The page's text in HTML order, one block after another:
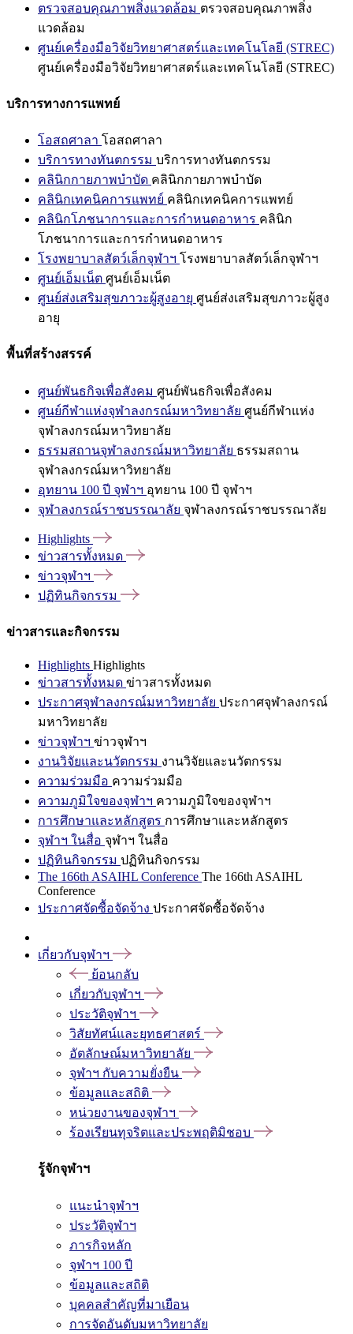
ตรวจสอบคุณภาพสิ่งแวดล้อม ตรวจสอบคุณภาพสิ่ง
แวดล้อม
ศูนย์เครื่องมือวิจัยวิทยาศาสตร์และเทคโนโลยี (STREC)
ศูนย์เครื่องมือวิจัยวิทยาศาสตร์และเทคโนโลยี (STREC)
บริการทางการแพทย์
โอสถศาลา โอสถศาลา
บริการทางทันตกรรม บริการทางทันตกรรม
คลินิกกายภาพบำบัด คลินิกกายภาพบำบัด
คลินิกเทคนิคการแพทย์ คลินิกเทคนิคการแพทย์
คลินิกโภชนาการและการกำหนดอาหาร คลินิก
โภชนาการและการกำหนดอาหาร
โรงพยาบาลสัตว์เล็กจุฬาฯ โรงพยาบาลสัตว์เล็กจุฬาฯ
ศูนย์เอ็มเน็ต ศูนย์เอ็มเน็ต
ศูนย์ส่งเสริมสุขภาวะผู้สูงอายุ ศูนย์ส่งเสริมสุขภาวะผู้สูง
อายุ
พื้นที่สร้างสรรค์
ศูนย์พันธกิจเพื่อสังคม ศูนย์พันธกิจเพื่อสังคม
ศูนย์กีฬาแห่งจุฬาลงกรณ์มหาวิทยาลัย ศูนย์กีฬาแห่ง
จุฬาลงกรณ์มหาวิทยาลัย
ธรรมสถานจุฬาลงกรณ์มหาวิทยาลัย ธรรมสถาน
จุฬาลงกรณ์มหาวิทยาลัย
อุทยาน 100 ปี จุฬาฯ อุทยาน 100 ปี จุฬาฯ
จุฬาลงกรณ์ราชบรรณาลัย จุฬาลงกรณ์ราชบรรณาลัย
Highlights
ข่าวสารทั้งหมด
ข่าวจุฬาฯ
ปฏิทินกิจกรรม
ข่าวสารและกิจกรรม
Highlights Highlights
ข่าวสารทั้งหมด ข่าวสารทั้งหมด
ประกาศจุฬาลงกรณ์มหาวิทยาลัย ประกาศจุฬาลงกรณ์
มหาวิทยาลัย
ข่าวจุฬาฯ ข่าวจุฬาฯ
งานวิจัยและนวัตกรรม งานวิจัยและนวัตกรรม
ความร่วมมือ ความร่วมมือ
ความภูมิใจของจุฬาฯ ความภูมิใจของจุฬาฯ
การศึกษาและหลักสูตร การศึกษาและหลักสูตร
จุฬาฯ ในสื่อ จุฬาฯ ในสื่อ
ปฏิทินกิจกรรม ปฏิทินกิจกรรม
The 166th ASAIHL Conference The 166th ASAIHL
Conference
ประกาศจัดซื้อจัดจ้าง ประกาศจัดซื้อจัดจ้าง
เกี่ยวกับจุฬาฯ
ย้อนกลับ
เกี่ยวกับจุฬาฯ
ประวัติจุฬาฯ
วิสัยทัศน์และยุทธศาสตร์
อัตลักษณ์มหาวิทยาลัย
จุฬาฯ กับความยั่งยืน
ข้อมูลและสถิติ
หน่วยงานของจุฬาฯ
ร้องเรียนทุจริตและประพฤติมิชอบ
รู้จักจุฬาฯ
แนะนำจุฬาฯ
ประวัติจุฬาฯ
ภารกิจหลัก
จุฬาฯ 100 ปี
ข้อมูลและสถิติ
บุคคลสำคัญที่มาเยือน
การจัดอันดับมหาวิทยาลัย